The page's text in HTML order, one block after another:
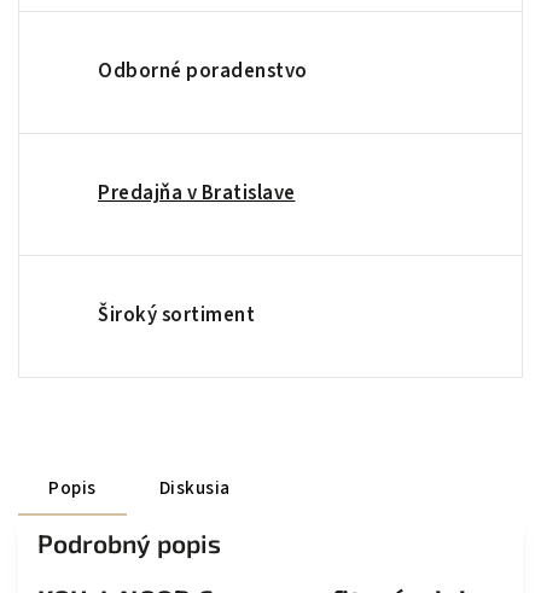
Odborné poradenstvo
Predajňa v Bratislave
Široký sortiment
Popis Diskusia
Podrobný popis